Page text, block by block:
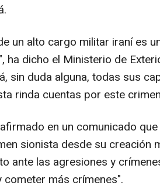
un alto cargo militar iraní es
ha dicho el Ministerio de
sin duda alguna, todas sus
rinda cuentas por este
en un comunicado
sionista desde su creación
ante las agresiones y
cometer más crímenes".